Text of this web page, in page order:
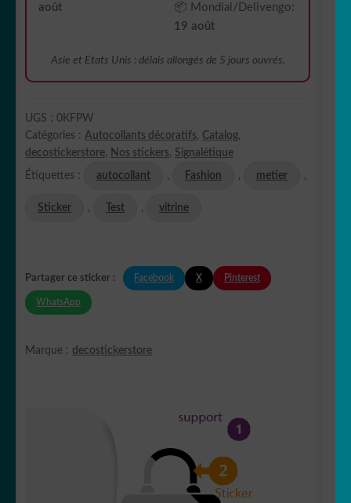
août
📦 Mondial/Delivengo:
19 août
Asie et Etats Unis : délais allongés de 5 jours ouvrés.
UGS : 0KFPW
Catégories : Autocollants décoratifs, Catalog,
decostickerstore, Nos stickers, Signalétique
Étiquettes : autocollant , Fashion , metier ,
Sticker , Test , vitrine
Partager ce sticker : Facebook X Pinterest
WhatsApp
Marque : decostickerstore